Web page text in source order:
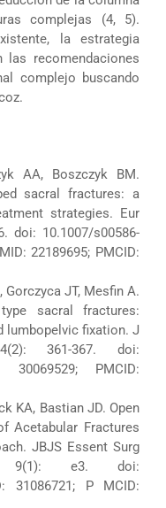
complejas (4, 5).
la estrategia
recomendaciones
complejo buscando
AA, Boszczyk BM.
sacral fractures: a
strategies. Eur
doi: 10.1007/s00586-
22189695; PMCID:
Gorczyca JT, Mesfin A.
sacral fractures:
fixation. J
361-367. doi:
30069529; PMCID:
KA, Bastian JD. Open
Acetabular Fractures
JBJS Essent Surg
9(1): e3. doi:
31086721; P MCID: